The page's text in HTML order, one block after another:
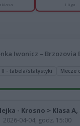
I liga
Iwonicz – Brzozovia
II - tabela/statystyki Mecze
- Krosno > Klasa A,
2026-04-04, godz. 15:00